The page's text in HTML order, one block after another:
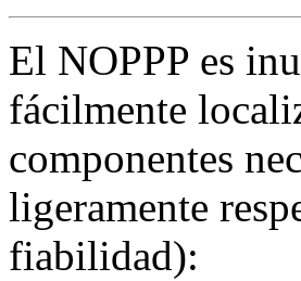
El NOPPP es
fácilmente
componentes
ligeramente
fiabilidad):